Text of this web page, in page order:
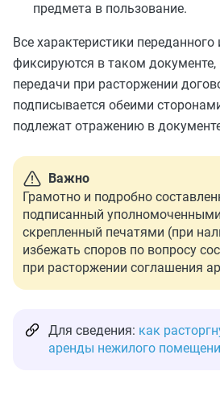
предмета в пользование.
Все характеристики
фиксируются в таком документе,
передачи при расторжении
подписывается обеими
подлежат отражению в
Важно
Грамотно и подробно
подписанный
скрепленный печатями (при
избежать споров по вопросу
при расторжении соглашения
Для сведения: как
аренды нежилого